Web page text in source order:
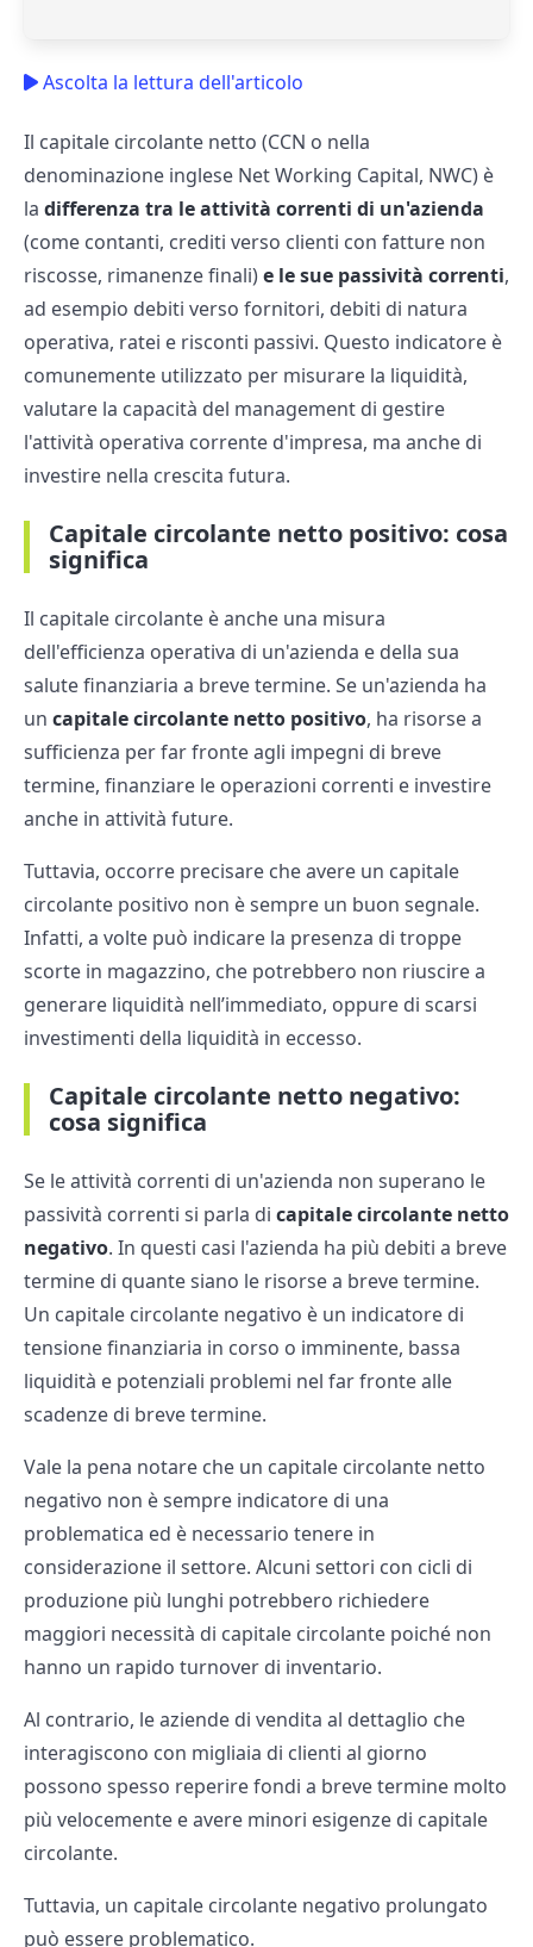
Ascolta la lettura dell'articolo
Il capitale circolante netto (CCN o nella
denominazione inglese Net Working Capital, NWC) è
la differenza tra le attività correnti di un'azienda
(come contanti, crediti verso clienti con fatture non
riscosse, rimanenze finali)e le sue passività correnti,
ad esempio debiti verso fornitori, debiti di natura
operativa, ratei e risconti passivi. Questo indicatore è
comunemente utilizzato per misurare la liquidità,
valutare la capacità del management di gestire
l'attività operativa corrente d'impresa, ma anche di
investire nella crescita futura.
Capitale circolante netto positivo: cosa
significa
Il capitale circolante è anche una misura
dell'efficienza operativa di un'azienda e della sua
salute finanziaria a breve termine. Se un'azienda ha
un capitale circolante netto positivo, ha risorse a
sufficienza per far fronte agli impegni di breve
termine, finanziare le operazioni correnti e investire
anche in attività future.
Tuttavia, occorre precisare che avere un capitale
circolante positivo non è sempre un buon segnale.
Infatti, a volte può indicare la presenza di troppe
scorte in magazzino, che potrebbero non riuscire a
generare liquidità nell’immediato, oppure di scarsi
investimenti della liquidità in eccesso.
Capitale circolante netto negativo:
cosa significa
Se le attività correnti di un'azienda non superano le
passività correnti si parla di capitale circolante netto
negativo. In questi casi l'azienda ha più debiti a breve
termine di quante siano le risorse a breve termine.
Un capitale circolante negativo è un indicatore di
tensione finanziaria in corso o imminente, bassa
liquidità e potenziali problemi nel far fronte alle
scadenze di breve termine.
Vale la pena notare che un capitale circolante netto
negativo non è sempre indicatore di una
problematica ed è necessario tenere in
considerazione il settore. Alcuni settori con cicli di
produzione più lunghi potrebbero richiedere
maggiori necessità di capitale circolante poiché non
hanno un rapido turnover di inventario.
Al contrario, le aziende di vendita al dettaglio che
interagiscono con migliaia di clienti al giorno
possono spesso reperire fondi a breve termine molto
più velocemente e avere minori esigenze di capitale
circolante.
Tuttavia, un capitale circolante negativo prolungato
può essere problematico.